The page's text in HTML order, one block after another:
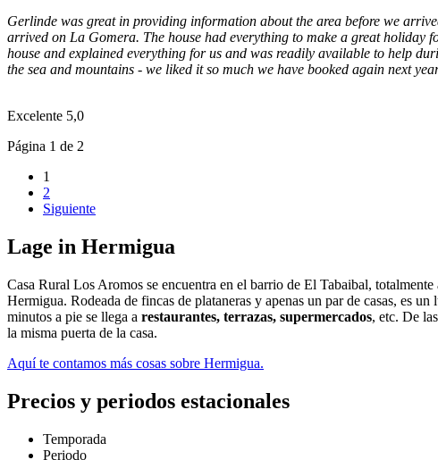
Gerlinde was great in providing information about the area before we
arrived on La Gomera. The house had everything to make a great
house and explained everything for us and was readily available to help
the sea and mountains - we liked it so much we have booked again next
Excelente 5,0
Página 1 de 2
1
2
Siguiente
Lage in Hermigua
Casa Rural Los Aromos se encuentra en el barrio de El Tabaibal,
Hermigua. Rodeada de fincas de plataneras y apenas un par de casas, es
minutos a pie se llega a restaurantes, terrazas, supermercados, etc. De
la misma puerta de la casa.
Aquí te contamos más cosas sobre Hermigua.
Precios y periodos estacionales
Temporada
Periodo